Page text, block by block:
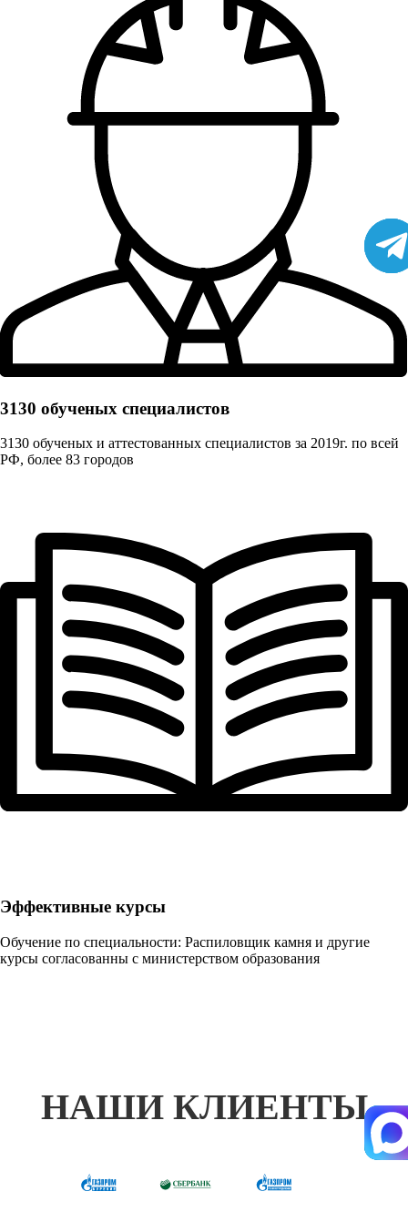
3130 обученых cпециалистов
3130 обученых и аттестованных специалистов за 2019г. по всей
РФ, более 83 городов
Эффективные курсы
Обучение по специальности: Распиловщик камня и другие
курсы согласованны с министерством образования
НАШИ КЛИЕНТЫ